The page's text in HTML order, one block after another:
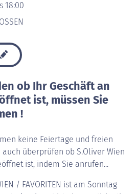
18:00
ob Ihr Geschäft an
ist, müssen Sie
!
keine Feiertage und freien
auch überprüfen ob S.Oliver Wien
ist, indem Sie anrufen...
/ FAVORITEN ist am Sonntag